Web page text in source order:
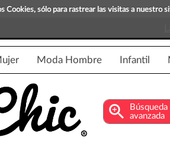
Cookies, sólo para rastrear las visitas a nuestro
¡Compra y vende moda!
Moda Hombre Infantil
zoom_in
Búsqueda
avanzada